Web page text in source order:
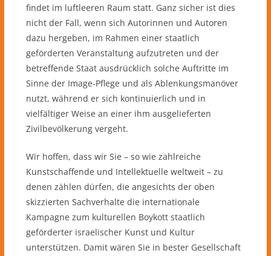
findet im luftleeren Raum statt. Ganz sicher ist dies
nicht der Fall, wenn sich Autorinnen und Autoren
dazu hergeben, im Rahmen einer staatlich
geförderten Veranstaltung aufzutreten und der
betreffende Staat ausdrücklich solche Auftritte im
Sinne der Image-Pflege und als Ablenkungsmanöver
nutzt, während er sich kontinuierlich und in
vielfältiger Weise an einer ihm ausgelieferten
Zivilbevölkerung vergeht.
Wir hoffen, dass wir Sie – so wie zahlreiche
Kunstschaffende und Intellektuelle weltweit – zu
denen zählen dürfen, die angesichts der oben
skizzierten Sachverhalte die internationale
Kampagne zum kulturellen Boykott staatlich
geförderter israelischer Kunst und Kultur
unterstützen. Damit wären Sie in bester Gesellschaft